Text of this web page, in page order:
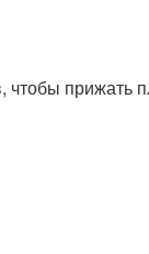
чтобы прижать